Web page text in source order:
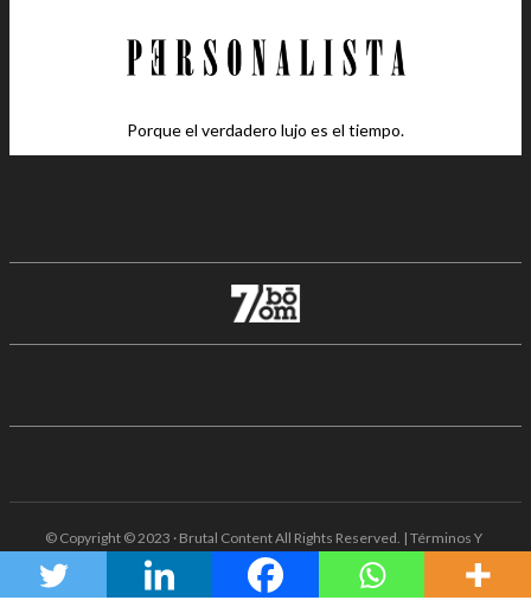
Porque el verdadero lujo es el tiempo.
© Copyright © 2023 · Brutal Content All Rights Reserved. | Términos Y
Condiciones · Aviso De Privacidad